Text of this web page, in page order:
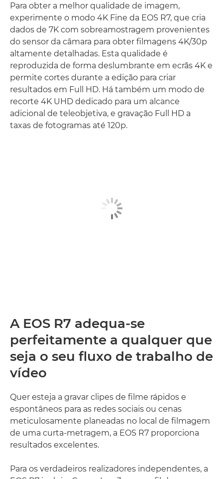
Para obter a melhor qualidade de imagem,
experimente o modo 4K Fine da EOS R7, que cria
dados de 7K com sobreamostragem provenientes
do sensor da câmara para obter filmagens 4K/30p
altamente detalhadas. Esta qualidade é
reproduzida de forma deslumbrante em ecrãs 4K e
permite cortes durante a edição para criar
resultados em Full HD. Há também um modo de
recorte 4K UHD dedicado para um alcance
adicional de teleobjetiva, e gravação Full HD a
taxas de fotogramas até 120p.
A EOS R7 adequa-se
perfeitamente a qualquer que
seja o seu fluxo de trabalho de
vídeo
Quer esteja a gravar clipes de filme rápidos e
espontâneos para as redes sociais ou cenas
meticulosamente planeadas no local de filmagem
de uma curta-metragem, a EOS R7 proporciona
resultados excelentes.
Para os verdadeiros realizadores independentes, a